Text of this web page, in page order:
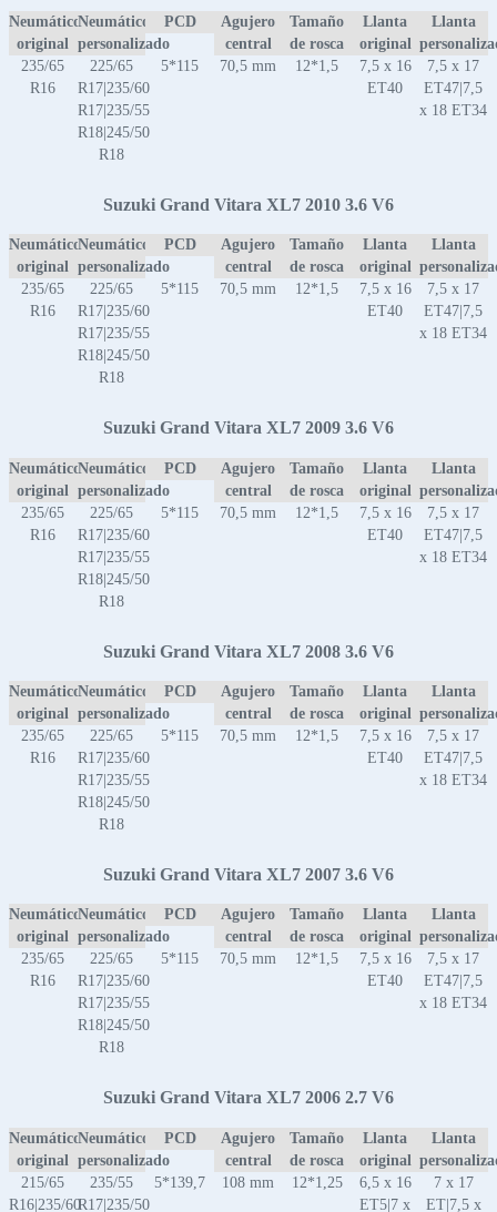
Neumático
original
Neumático
personalizado
PCD
Agujero
central
Tamaño
de rosca
Llanta
original
Llanta
235/65
R16
225/65
R17|235/60
R17|235/55
R18|245/50
R18
5*115 70,5 mm 12*1,5
7,5 x 16
ET40
7,5 x 17
ET47|7,5
x 18 ET34
Suzuki Grand Vitara XL7 2010 3.6 V6
Neumático
original
Neumático
personalizado
PCD
Agujero
central
Tamaño
de rosca
Llanta
original
Llanta
235/65
R16
225/65
R17|235/60
R17|235/55
R18|245/50
R18
5*115 70,5 mm 12*1,5
7,5 x 16
ET40
7,5 x 17
ET47|7,5
x 18 ET34
Suzuki Grand Vitara XL7 2009 3.6 V6
Neumático
original
Neumático
personalizado
PCD
Agujero
central
Tamaño
de rosca
Llanta
original
Llanta
235/65
R16
225/65
R17|235/60
R17|235/55
R18|245/50
R18
5*115 70,5 mm 12*1,5
7,5 x 16
ET40
7,5 x 17
ET47|7,5
x 18 ET34
Suzuki Grand Vitara XL7 2008 3.6 V6
Neumático
original
Neumático
personalizado
PCD
Agujero
central
Tamaño
de rosca
Llanta
original
Llanta
235/65
R16
225/65
R17|235/60
R17|235/55
R18|245/50
R18
5*115 70,5 mm 12*1,5
7,5 x 16
ET40
7,5 x 17
ET47|7,5
x 18 ET34
Suzuki Grand Vitara XL7 2007 3.6 V6
Neumático
original
Neumático
personalizado
PCD
Agujero
central
Tamaño
de rosca
Llanta
original
Llanta
235/65
R16
225/65
R17|235/60
R17|235/55
R18|245/50
R18
5*115 70,5 mm 12*1,5
7,5 x 16
ET40
7,5 x 17
ET47|7,5
x 18 ET34
Suzuki Grand Vitara XL7 2006 2.7 V6
Neumático
original
Neumático
personalizado
PCD
Agujero
central
Tamaño
de rosca
Llanta
original
Llanta
215/65
R16|235/60
235/55
R17|235/50
5*139,7 108 mm 12*1,25
6,5 x 16
ET5|7 x
7 x 17
ET|7,5 x